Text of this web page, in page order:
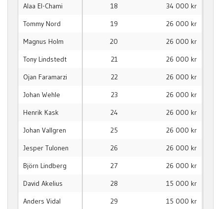
18
34 000 kr
19
26 000 kr
20
26 000 kr
21
26 000 kr
22
26 000 kr
23
26 000 kr
24
26 000 kr
25
26 000 kr
26
26 000 kr
27
26 000 kr
28
15 000 kr
29
15 000 kr
Alaa El-Chami
Tommy Nord
Magnus Holm
Tony Lindstedt
Ojan Faramarzi
Johan Wehle
Henrik Kask
Johan Vallgren
Jesper Tulonen
Björn Lindberg
David Akelius
Anders Vidal